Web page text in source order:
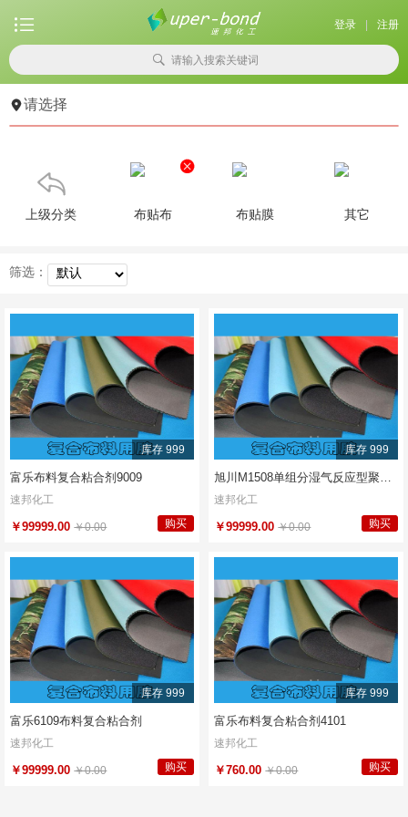
登录 注册

 请输入搜索关键词
请选择

上级分类 布贴布

布贴膜 其它
筛选：
库存 999
富乐布料复合粘合剂9009
速邦化工
￥99999.00 ￥0.00 购买
库存 999
速邦化工
￥99999.00 ￥0.00 购买
库存 999
富乐6109布料复合粘合剂
速邦化工
￥99999.00 ￥0.00 购买
库存 999
富乐布料复合粘合剂4101
速邦化工
￥760.00 ￥0.00 购买